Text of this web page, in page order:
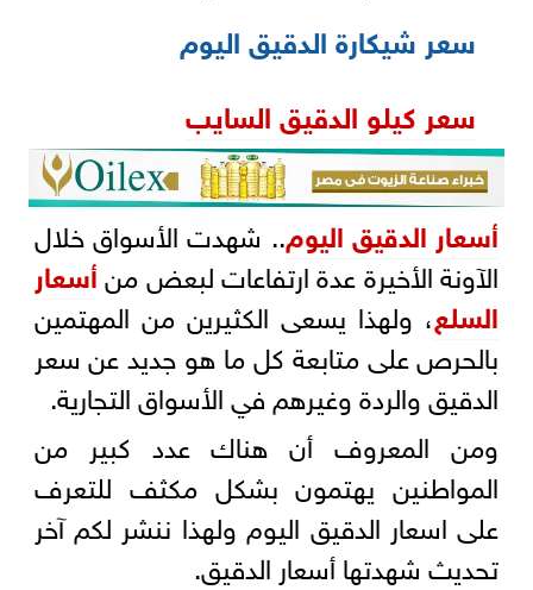
سعر شيكارة الدقيق اليوم
سعر كيلو الدقيق السايب
أسعار الدقيق اليوم.. شهدت الأسواق خلال
الآونة الأخيرة عدة ارتفاعات لبعض منأسعار
السلع، ولهذا يسعى الكثيرين من المهتمين
بالحرص على متابعة كل ما هو جديد عن سعر
الدقيق والردة وغيرهم في الأسواق التجارية.
ومن المعروف أن هناك عدد كبير من
المواطنين يهتمون بشكل مكثف للتعرف
على اسعار الدقيق اليوم ولهذا ننشر لكم آخر
تحديث شهدتها أسعار الدقيق.